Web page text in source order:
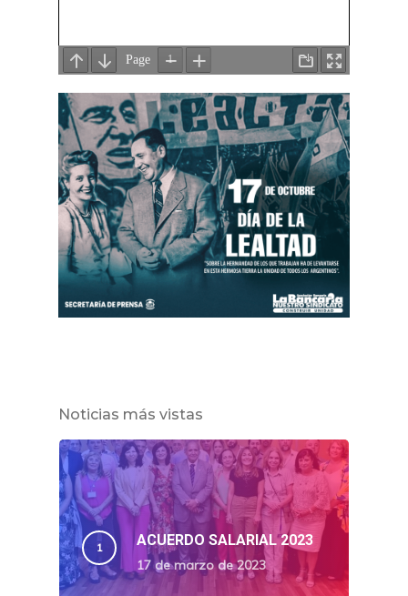
Noticias más vistas
ACUERDO SALARIAL 2023
17 de marzo de 2023